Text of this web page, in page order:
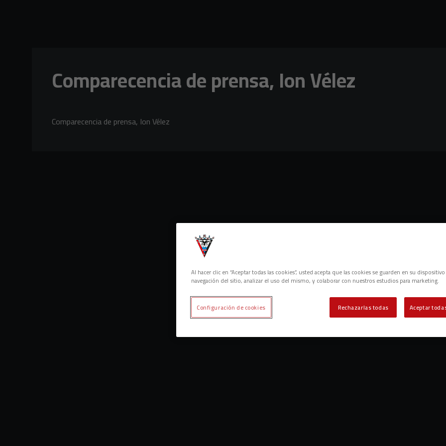
Comparecencia de prensa, Ion Vélez
Comparecencia de prensa, Ion Vélez
Al hacer clic en “Aceptar todas las cookies”, usted acepta que las cookies se guarden en su
navegación del sitio, analizar el uso del mismo, y colaborar con nuestros estudios para marketing.
Rechazarlas todas Aceptar
Configuración de cookies